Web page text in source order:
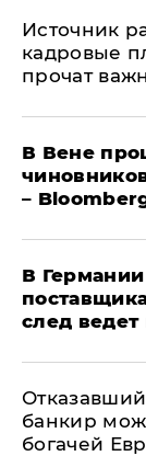
​Источник
кадровые
прочат
В Вене
–
​В
след ведет
банкир
богачей